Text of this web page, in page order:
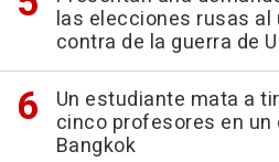
las elecciones rusas al
contra de la guerra de
Un estudiante mata a
cinco profesores en
Bangkok